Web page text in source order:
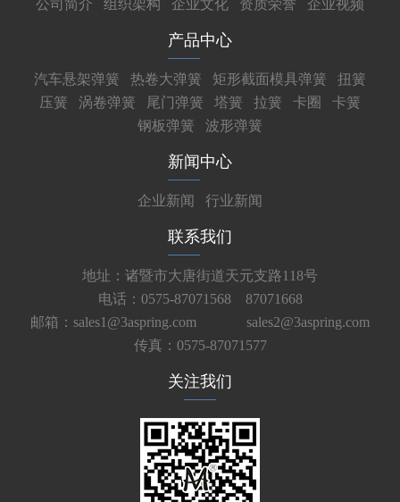
公司简介 组织架构 企业文化 资质荣誉 企业视频
产品中心
汽车悬架弹簧 热卷大弹簧 矩形截面模具弹簧
扭簧
压簧
涡卷弹簧 尾门弹簧 塔簧 拉簧 卡圈
卡簧
钢板弹簧
波形弹簧
新闻中心
企业新闻 行业新闻
联系我们
地址：诸暨市大唐街道天元支路118号
电话：0575-87071568 87071668
邮箱：sales1@3aspring.com
sales2@3aspring.com
传真：0575-87071577
关注我们